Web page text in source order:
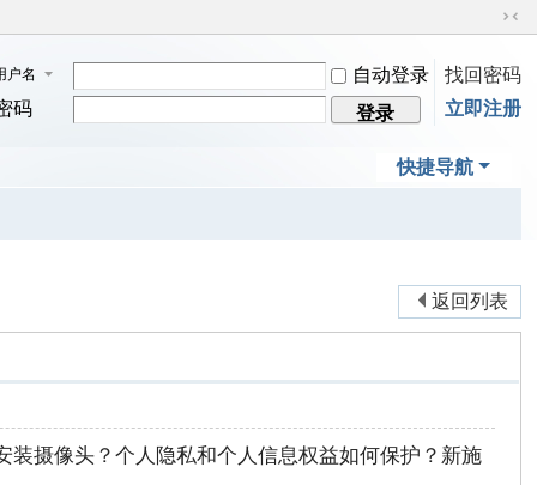
切
到
窄
版
户名 自动登录
找回密码
码
登录 立即注册
快捷导航
返回列表
摄像头？个人隐私和个人信息权益如何保护？新施